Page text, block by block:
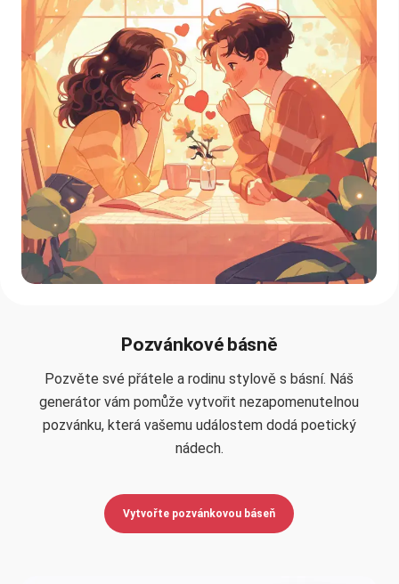
Pozvánkové básně
Pozvěte své přátele a rodinu stylově s básní. Náš
generátor vám pomůže vytvořit nezapomenutelnou
pozvánku, která vašemu událostem dodá poetický
nádech.
Vytvořte pozvánkovou báseň